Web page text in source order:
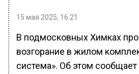
15 мая 2025, 16:21
В подмосковных Химках
возгорание в жилом
система». Об этом